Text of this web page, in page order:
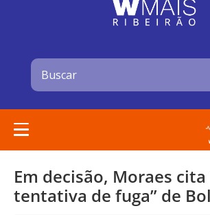
Em decisão, Moraes
tentativa de fuga” de